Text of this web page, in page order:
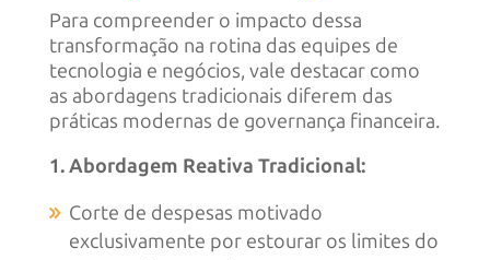
Para compreender o impacto dessa
transformação na rotina das equipes de
tecnologia e negócios, vale destacar como
as abordagens tradicionais diferem das
práticas modernas de governança financeira.
1. Abordagem Reativa Tradicional:
Corte de despesas motivado
exclusivamente por estourar os limites do